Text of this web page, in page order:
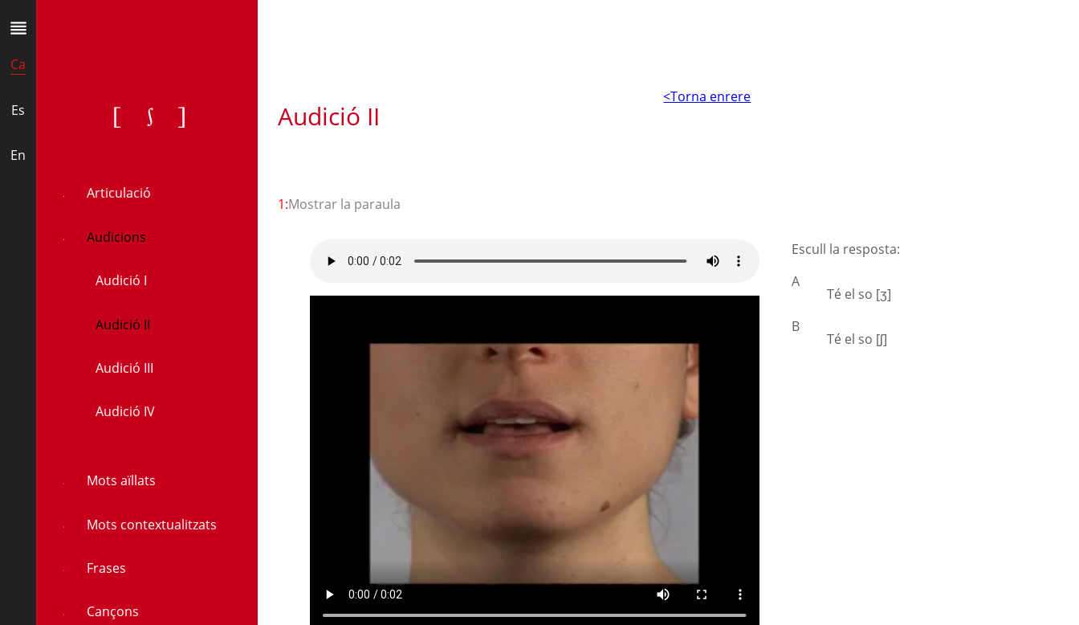
Ca
Es
En
[ʃ]
Articulació
Audicions
Audició I
Audició II
Audició III
Audició IV
Mots aïllats
Mots contextualitzats
Frases
Cançons
Audició II
<Torna enrere
1:Mostrar la paraula
Escull la resposta:
A
Té el so [ʒ]
B
Té el so [ʃ]